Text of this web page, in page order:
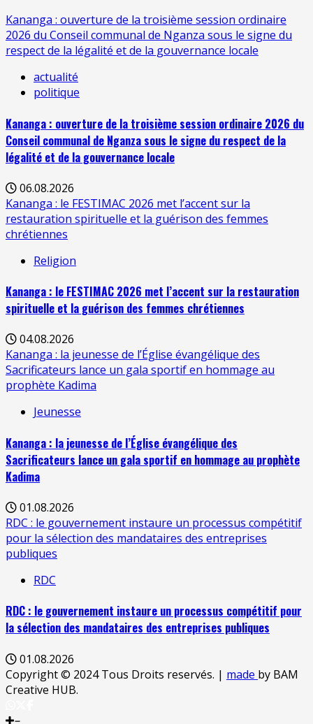
Kananga : ouverture de la troisième session ordinaire
2026 du Conseil communal de Nganza sous le signe du
respect de la légalité et de la gouvernance locale
actualité
politique
Kananga : ouverture de la troisième session ordinaire 2026 du
Conseil communal de Nganza sous le signe du respect de la
légalité et de la gouvernance locale
06.08.2026
Kananga : le FESTIMAC 2026 met l’accent sur la
restauration spirituelle et la guérison des femmes
chrétiennes
Religion
Kananga : le FESTIMAC 2026 met l’accent sur la restauration
spirituelle et la guérison des femmes chrétiennes
04.08.2026
Kananga : la jeunesse de l’Église évangélique des
Sacrificateurs lance un gala sportif en hommage au
prophète Kadima
Jeunesse
Kananga : la jeunesse de l’Église évangélique des
Sacrificateurs lance un gala sportif en hommage au prophète
Kadima
01.08.2026
RDC : le gouvernement instaure un processus compétitif
pour la sélection des mandataires des entreprises
publiques
RDC
RDC : le gouvernement instaure un processus compétitif pour
la sélection des mandataires des entreprises publiques
01.08.2026
Copyright © 2024 Tous Droits reservés. | made by BAM
Creative HUB.